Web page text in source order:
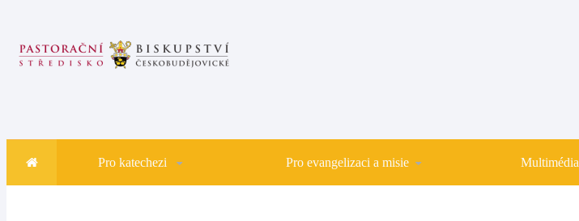
Pro katechezi Pro evangelizaci a misie Multimédia